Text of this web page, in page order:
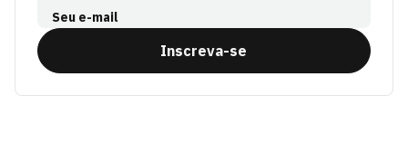
Seu e-mail
Inscreva-se